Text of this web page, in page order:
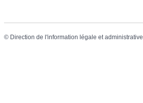
© Direction de l'information légale et administrative